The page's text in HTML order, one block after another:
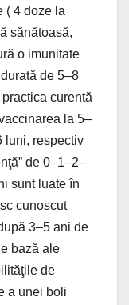
( 4 doze la
sănătoasă,
o imunitate
de 5–8
curentă
la 5–
luni, respectiv
de 0–1–2–
sunt luate în
cunoscut
3–5 ani de
bază ale
de
a unei boli